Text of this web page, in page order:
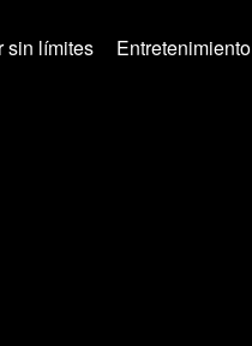
sin límites Entretenimiento